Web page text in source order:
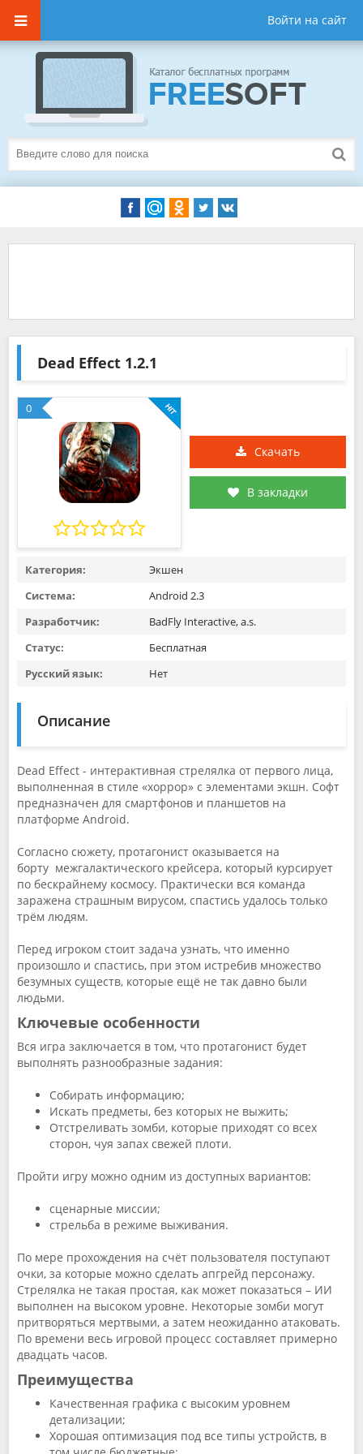
Войти на сайт
Dead Effect 1.2.1
0
Скачать
В закладки
Категория:
Экшен
Система:
Android 2.3
Разработчик:
BadFly Interactive, a.s.
Статус:
Бесплатная
Русский язык:
Нет
Описание
Dead Effect - интерактивная стрелялка от первого лица,
выполненная в стиле «хоррор» с элементами экшн. Софт
предназначен для смартфонов и планшетов на
платформе Android.
Согласно сюжету, протагонист оказывается на
борту межгалактического крейсера, который курсирует
по бескрайнему космосу. Практически вся команда
заражена страшным вирусом, спастись удалось только
трём людям.
Перед игроком стоит задача узнать, что именно
произошло и спастись, при этом истребив множество
безумных существ, которые ещё не так давно были
людьми.
Ключевые особенности
Вся игра заключается в том, что протагонист будет
выполнять разнообразные задания:
Собирать информацию;
Искать предметы, без которых не выжить;
Отстреливать зомби, которые приходят со всех
сторон, чуя запах свежей плоти.
Пройти игру можно одним из доступных вариантов:
сценарные миссии;
стрельба в режиме выживания.
По мере прохождения на счёт пользователя поступают
очки, за которые можно сделать апгрейд персонажу.
Стрелялка не такая простая, как может показаться – ИИ
выполнен на высоком уровне. Некоторые зомби могут
притворяться мертвыми, а затем неожиданно атаковать.
По времени весь игровой процесс составляет примерно
двадцать часов.
Преимущества
Качественная графика с высоким уровнем
детализации;
Хорошая оптимизация под все типы устройств, в